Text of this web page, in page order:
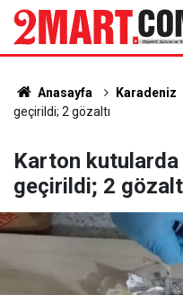
Anasayfa Karadeniz
geçirildi; 2 gözaltı
Karton
geçirildi; 2